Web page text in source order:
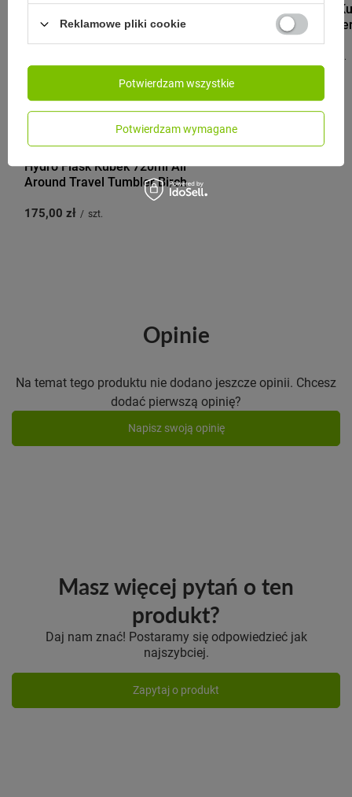
HYDRO FLASK
Hydro Flask Kubek 720ml All
Around Travel Tumbler Birch
175,00 zł / szt.
Hydro Flask
Travel
Opinie
Na temat tego produktu nie dodano jeszcze opinii. Chcesz
dodać pierwszą opinię?
Napisz swoją opinię
Masz więcej pytań o ten
produkt?
Daj nam znać! Postaramy się odpowiedzieć jak
najszybciej.
Zapytaj o produkt
Reklamowe pliki cookie
Potwierdzam wymagane
Potwierdzam wszystkie